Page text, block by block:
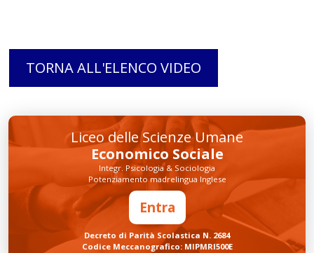
TORNA ALL'ELENCO VIDEO
Liceo delle Scienze Umane
Economico Sociale
Integr. Psicologia & Sociologia
Potenziamento madrelingua Inglese
Entra
Decreto di Parità Scolastica N. 2684
Codice Meccanografico: MIPMRI500E